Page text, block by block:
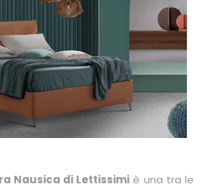
Nausica di Lettissimi è una tra le